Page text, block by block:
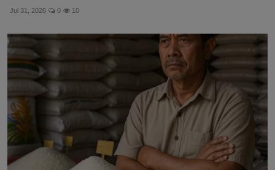
Jul 31, 2026 0 10